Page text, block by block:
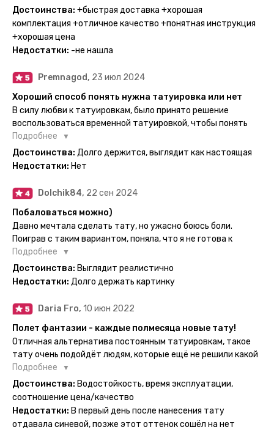
только тату пришли, я сразу понеслась их забирать. Хочу
отметить, что у everink очень большой выбор мест для
доставки, что значительно упрощает процесс получения
тату. Посылка была упакованна в бумажный плотный
конверт, внутри оказалась ещё одна упаковка с
дизайнерским принтом. Комплектация набора: сами тату,
упакованные в специальные пакетики, салфетки,
инструкция по нанесению. Всё выглядит очень мило. Я уже
нанесла одну из них и сейчас жду результата. Всё очень
понятно объяснено, отдельным плюсом для меня стала
картинка с обозначениями тех мечт, где тату будет
держаться дольше всего. В общем всём советую и
рекомендую, буду заказывать ещё))
Достоинства: +быстрая доставка +хорошая
комплектация +отличное качество +понятная инструкция
+хорошая цена
Недостатки: -не нашла
Premnagod, 23 июл 2024
Хороший способ понять нужна татуировка или нет
В силу любви к татуировкам, было принято решение
воспользоваться временной татуировкой, чтобы понять
хочется набивать настоящую или нет, как оказалось
смысла набивать нет, ведь можно постоянно делать
временные татуировки и в случае если одна не понравится
больше ничего и не нужно.
Подробнее
Достоинства: Долго держится, выглядит как настоящая
Недостатки: Нет
Dolchik84, 22 сен 2024
Побаловаться можно)
Давно мечтала сделать тату, но ужасно боюсь боли.
Поиграв с таким вариантом, поняла, что я не готова к
постоянной тату. Поэтому благодарю, что есть такая
возможность. Муж смог сделать тату в нескольких местах
одной картинкой).
Подробнее
Достоинства: Выглядит реалистично
Недостатки: Долго держать картинку
Daria Fro, 10 июн 2022
Полет фантазии - каждые полмесяца новые тату!
Отличная альтернатива постоянным татуировкам, такое
тату очень подойдёт людям, которые ещё не решили какой
эскиз им подойдёт на всю жизнь - продукт еверинк
держится на теле до 2 недель - после нанесения не нужно
бояться мочить такие тату, вода их так просто не смоет. К
рисункам прикладывается инструкция, но я предпочла
другой способ нанесения - оставила наклейку на теле на
ночь, чтобы точно перестраховаться - на утро эффект
Подробнее
Достоинства: Водостойкость, время эксплуатации,
соотношение цена/качество
Недостатки: В первый день после нанесения тату
отдавала синевой, позже этот оттенок сошёл на нет